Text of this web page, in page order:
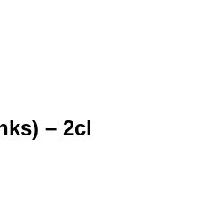
– 2cl